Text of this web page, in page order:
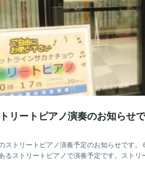
リートピアノ演奏のお知らせ
ストリートピアノ演奏予定のお知らせです
るストリートピアノで演奏予定です。ストリ